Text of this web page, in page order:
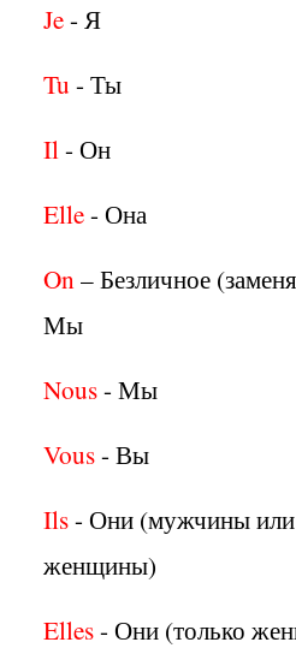
Je- Я
Tu - Ты
Il- Он
Elle- Она
On– Безличное
Мы
Nous- Мы
Vous- Вы
Ils- Они (мужчины
женщины)
Elles- Они (только